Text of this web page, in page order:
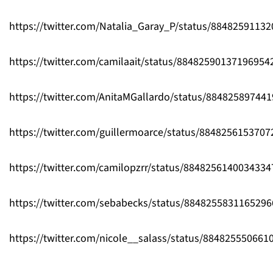
https://twitter.com/Natalia_Garay_P/status/
https://twitter.com/camilaait/status/
https://twitter.com/AnitaMGallardo/status/
https://twitter.com/guillermoarce/status/
https://twitter.com/camilopzrr/status/
https://twitter.com/sebabecks/status/
https://twitter.com/nicole__salass/status/